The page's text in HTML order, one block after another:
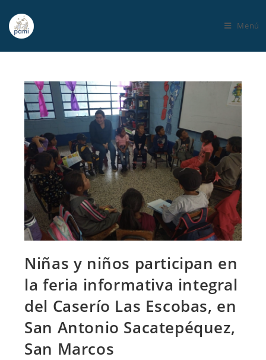
Menú
Niñas y niños participan en
la feria informativa integral
del Caserío Las Escobas, en
San Antonio Sacatepéquez,
San Marcos